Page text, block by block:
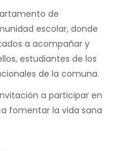
de
escolar, donde
a acompañar y
estudiantes de los
de la comuna.
a participar en
fomentar la vida sana